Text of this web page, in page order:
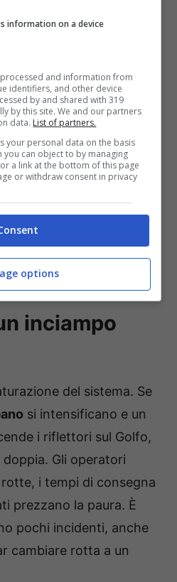
può moltiplicare il rischio
ancora più visibile.
aperto Hormuz “a ogni
, invece, sceglie parole
registri che parlano a
forza immediata e
che faccia schizzare i
di pattugliamenti,
recapitati senza
inciampo
del sistema. Se
si intensificano e un
i riflettori sul Golfo,
Gli operatori
i tempi di consegna
prezzano la paura. È
pochi incidenti, anche
cambiare rotta a un
information on a device
and information from
identifiers, and other device
by and shared with 319
by this site. We and our partners
data. List of partners.
your personal data on the basis
you can object to by managing
a link at the bottom of this page
or withdraw consent in privacy
options